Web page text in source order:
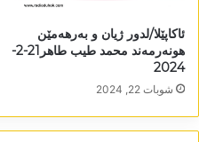
ئاکاپێلا/لدور ژیان و بەرھەمێن
ھونەرمەند محمد طيب طاهر21-2-
2024
شوبات 22, 2024